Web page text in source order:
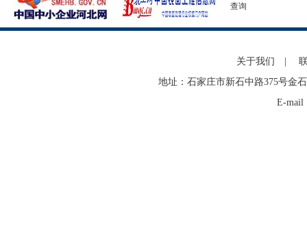
查询
关于我们
地址：石家庄市新石中路375号金
E-mail